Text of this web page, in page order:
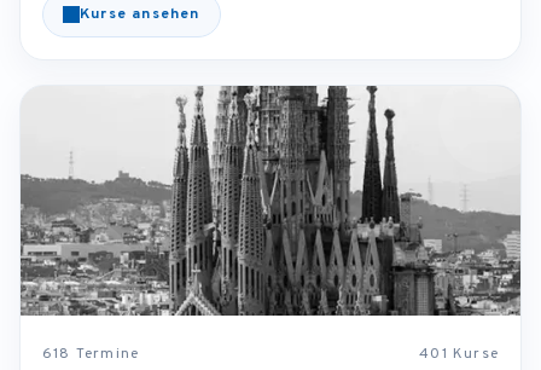
Kurse ansehen
618 Termine 401 Kurse